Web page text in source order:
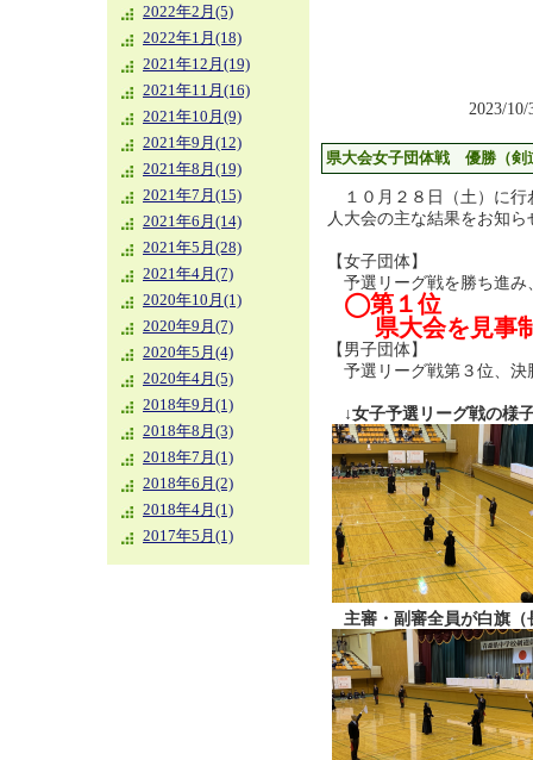
2022年2月(5)
2022年1月(18)
2021年12月(19)
2021年11月(16)
2021年10月(9)
2021年9月(12)
2021年8月(19)
2021年7月(15)
2021年6月(14)
2021年5月(28)
2021年4月(7)
2020年10月(1)
2020年9月(7)
2020年5月(4)
2020年4月(5)
2018年9月(1)
2018年8月(3)
2018年7月(1)
2018年6月(2)
2018年4月(1)
2017年5月(1)
2023/
県大会女子団体戦 優勝（剣
１０月２８日（土）に行
人大会の主な結果をお知
【女子団体】
予選リーグ戦を勝ち進み
◯第１位
県大会を見事
【男子団体】
予選リーグ戦第３位、決
↓女子予選リーグ戦の様
主審・副審全員が白旗（